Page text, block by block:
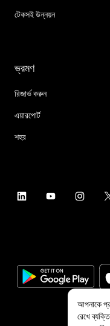
টেকসই উন্নয়ন
ভ্রমণ
রিজার্ভ করুন
এয়ারপোর্ট
শহর
আপনাকে
রেখে